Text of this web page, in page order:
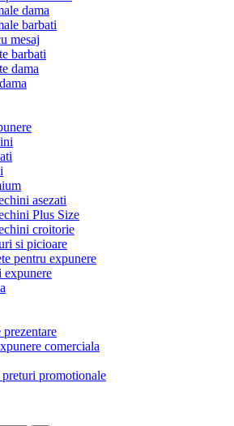
dama
barbati
mesaj
barbati
dama
asezati
Plus Size
croitorie
si picioare
pentru expunere
expunere
prezentare
comerciala
promotionale